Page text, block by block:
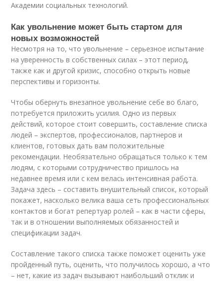
Академии социальных технологий.
Как увольнение может быть стартом для
новых возможностей
Несмотря на то, что увольнение – серьезное испытание
на уверенность в собственных силах – этот период,
также как и другой кризис, способно открыть новые
перспективы и горизонты.
Чтобы обернуть внезапное увольнение себе во благо,
потребуется приложить усилия. Одно из первых
действий, которое стоит совершить, составление списка
людей – экспертов, профессионалов, партнеров и
клиентов, готовых дать вам положительные
рекомендации. Необязательно обращаться только к тем
людям, с которыми сотрудничество пришлось на
недавнее время или с кем велась интенсивная работа.
Задача здесь – составить внушительный список, который
покажет, насколько велика ваша сеть профессиональных
контактов и богат репертуар ролей – как в части сферы,
так и в отношении выполняемых обязанностей и
спецификации задач.
Составление такого списка также поможет оценить уже
пройденный путь, оценить, что получилось хорошо, а что
– нет, какие из задач вызывают наибольший отклик и